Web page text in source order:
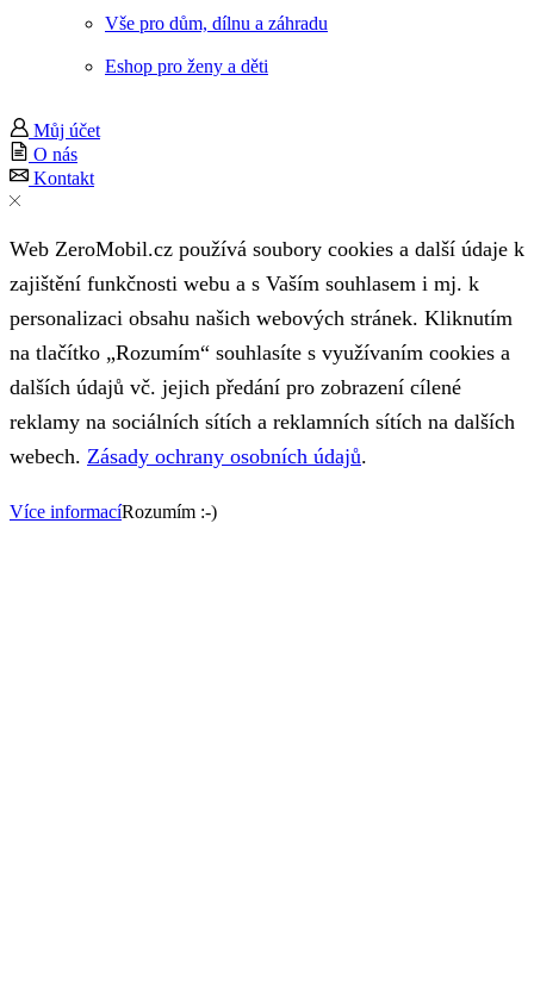
Vše pro dům, dílnu a záhradu
Eshop pro ženy a děti
Můj účet
O nás
Kontakt
Web ZeroMobil.cz používá soubory cookies a další údaje k
zajištění funkčnosti webu a s Vaším souhlasem i mj. k
personalizaci obsahu našich webových stránek. Kliknutím
na tlačítko „Rozumím“ souhlasíte s využívaním cookies a
dalších údajů vč. jejich předání pro zobrazení cílené
reklamy na sociálních sítích a reklamních sítích na dalších
webech. Zásady ochrany osobních údajů.
Více informacíRozumím :-)